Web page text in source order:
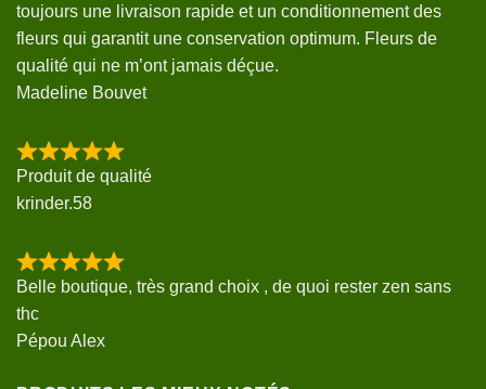
toujours une livraison rapide et un conditionnement des
fleurs qui garantit une conservation optimum. Fleurs de
qualité qui ne m’ont jamais déçue.
Madeline Bouvet
Produit de qualité
krinder.58
Belle boutique, très grand choix , de quoi rester zen sans
thc
Pépou Alex